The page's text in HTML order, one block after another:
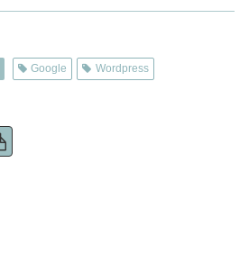
Google Wordpress